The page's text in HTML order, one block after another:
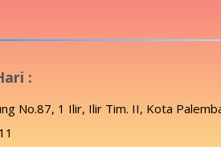
:
No.87, 1 Ilir, Ilir Tim. II, Kota